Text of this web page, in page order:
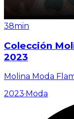
38min
Colección
2023
Molina Moda
2023· Moda